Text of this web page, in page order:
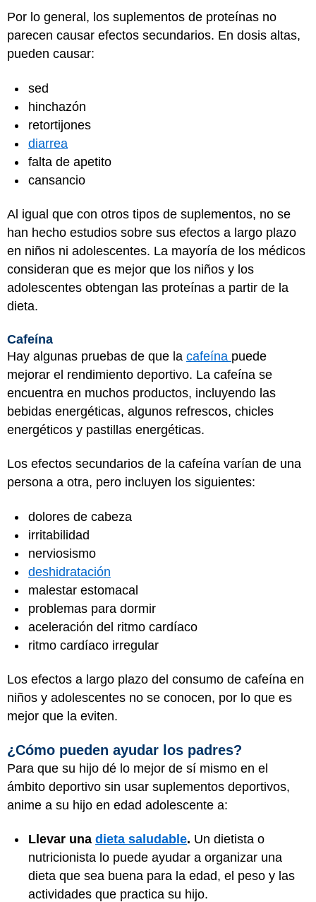
Por lo general, los suplementos de proteínas no
parecen causar efectos secundarios. En dosis altas,
pueden causar:
sed
hinchazón
retortijones
diarrea
falta de apetito
cansancio
Al igual que con otros tipos de suplementos, no se
han hecho estudios sobre sus efectos a largo plazo
en niños ni adolescentes. La mayoría de los médicos
consideran que es mejor que los niños y los
adolescentes obtengan las proteínas a partir de la
dieta.
Cafeína
Hay algunas pruebas de que la cafeína puede
mejorar el rendimiento deportivo. La cafeína se
encuentra en muchos productos, incluyendo las
bebidas energéticas, algunos refrescos, chicles
energéticos y pastillas energéticas.
Los efectos secundarios de la cafeína varían de una
persona a otra, pero incluyen los siguientes:
dolores de cabeza
irritabilidad
nerviosismo
deshidratación
malestar estomacal
problemas para dormir
aceleración del ritmo cardíaco
ritmo cardíaco irregular
Los efectos a largo plazo del consumo de cafeína en
niños y adolescentes no se conocen, por lo que es
mejor que la eviten.
¿Cómo pueden ayudar los padres?
Para que su hijo dé lo mejor de sí mismo en el
ámbito deportivo sin usar suplementos deportivos,
anime a su hijo en edad adolescente a:
Llevar una dieta saludable. Un dietista o
nutricionista lo puede ayudar a organizar una
dieta que sea buena para la edad, el peso y las
actividades que practica su hijo.